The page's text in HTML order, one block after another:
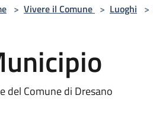
> Vivere il Comune > Luoghi >
del Comune di Dresano